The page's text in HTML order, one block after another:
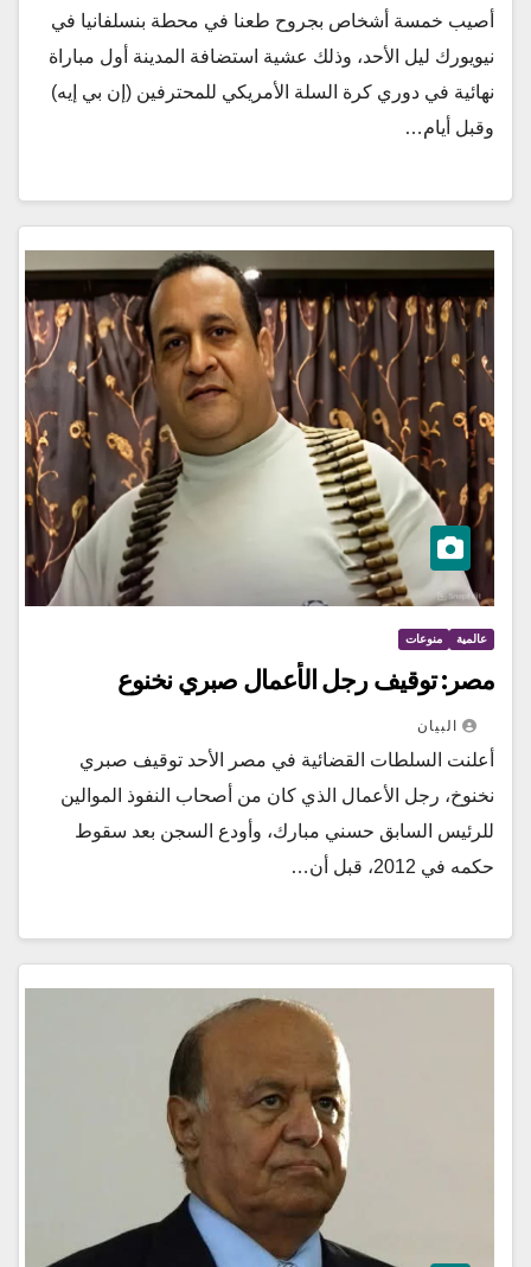
أصيب خمسة أشخاص بجروح طعنا في محطة بنسلفانيا في
نيويورك ليل الأحد، وذلك عشية استضافة المدينة أول مباراة
نهائية في دوري كرة السلة الأمريكي للمحترفين (إن بي إيه)
وقبل أيام…
عالمية منوعات
مصر: توقيف رجل الأعمال صبري نخنوع
البيان
أعلنت السلطات القضائية في مصر الأحد توقيف صبري
نخنوخ، رجل الأعمال الذي كان من أصحاب النفوذ الموالين
للرئيس السابق حسني مبارك، وأودع السجن بعد سقوط
حكمه في 2012، قبل أن…